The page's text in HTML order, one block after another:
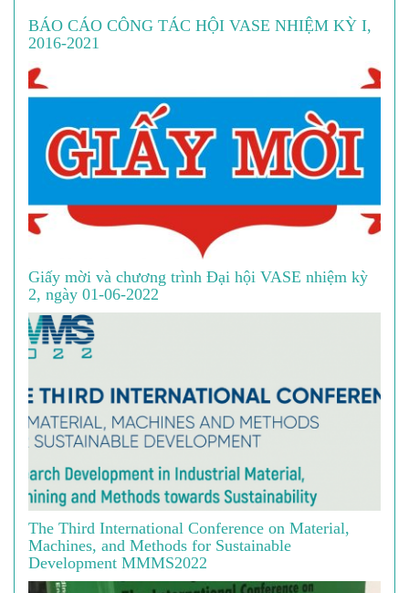
BÁO CÁO CÔNG TÁC HỘI VASE NHIỆM KỲ I,
2016-2021
Giấy mời và chương trình Đại hội VASE nhiệm kỳ
2, ngày 01-06-2022
The Third International Conference on Material,
Machines, and Methods for Sustainable
Development MMMS2022